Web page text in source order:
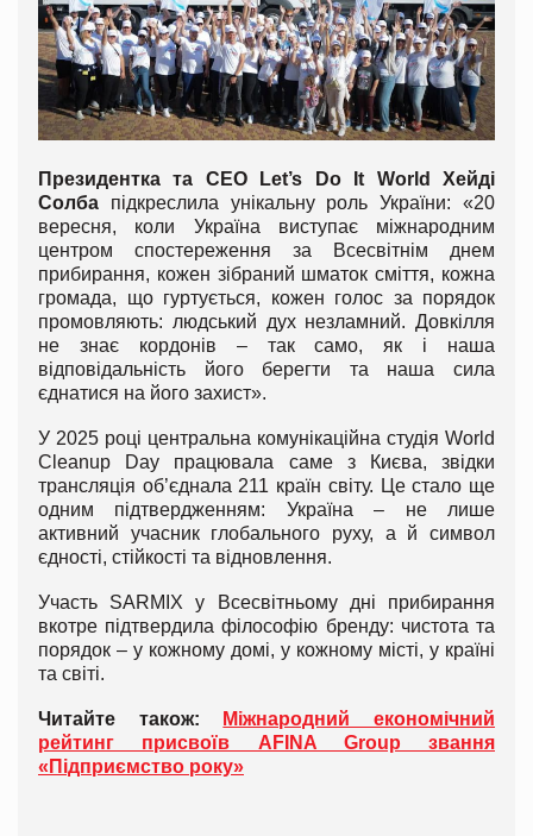
Президентка та CEO Let’s Do It World Хейді
Солба підкреслила унікальну роль України: «20
вересня, коли Україна виступає міжнародним
центром спостереження за Всесвітнім днем
прибирання, кожен зібраний шматок сміття, кожна
громада, що гуртується, кожен голос за порядок
промовляють: людський дух незламний. Довкілля
не знає кордонів – так само, як і наша
відповідальність його берегти та наша сила
єднатися на його захист».
У 2025 році центральна комунікаційна студія World
Cleanup Day працювала саме з Києва, звідки
трансляція об’єднала 211 країн світу. Це стало ще
одним підтвердженням: Україна – не лише
активний учасник глобального руху, а й символ
єдності, стійкості та відновлення.
Участь SARMIX у Всесвітньому дні прибирання
вкотре підтвердила філософію бренду: чистота та
порядок – у кожному домі, у кожному місті, у країні
та світі.
Читайте також:
Міжнародний економічний
рейтинг присвоїв AFINA Group звання
«Підприємство року»